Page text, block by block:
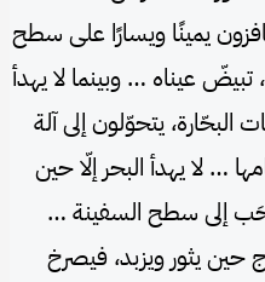
يمينًا ويسارًا على سطح
عيناه … وبينما لا يهدأ
يتحوّلون إلى آلة
… لا يهدأ البحر إلّا حين
إلى سطح السفينة …
حين يثور ويزبد، فيصرخ